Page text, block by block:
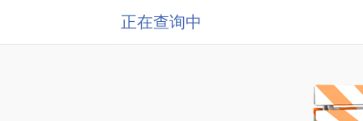
正在查询中